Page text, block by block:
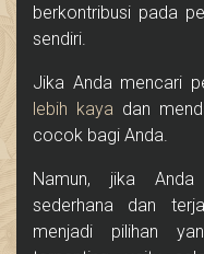
berkontribusi pada
sendiri.
Jika Anda mencari
lebih kaya dan
cocok bagi Anda.
Namun, jika Anda
sederhana dan
menjadi pilihan